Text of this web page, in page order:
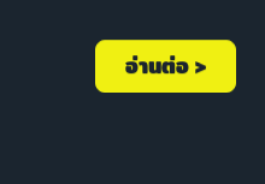
อ่านต่อ >